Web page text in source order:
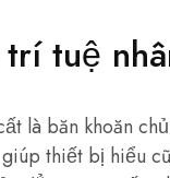
tuệ
là băn khoăn
thiết bị hiểu